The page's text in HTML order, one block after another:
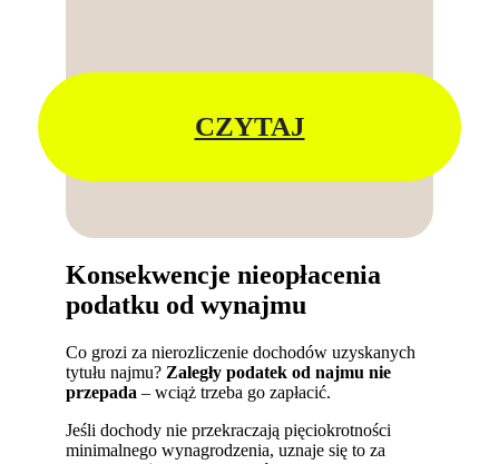
CZYTAJ
Konsekwencje nieopłacenia
podatku od wynajmu
Co grozi za nierozliczenie dochodów uzyskanych
tytułu najmu? Zaległy podatek od najmu nie
przepada – wciąż trzeba go zapłacić.
Jeśli dochody nie przekraczają pięciokrotności
minimalnego wynagrodzenia, uznaje się to za